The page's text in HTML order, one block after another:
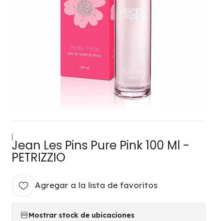
|
Jean Les Pins Pure Pink 100 Ml -
PETRIZZIO
Agregar a la lista de favoritos
Mostrar stock de ubicaciones